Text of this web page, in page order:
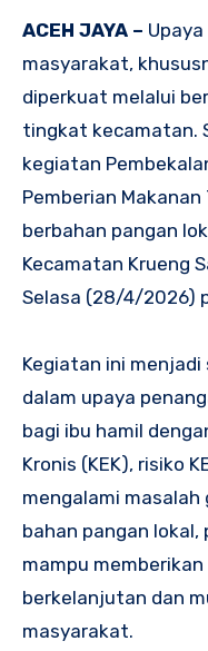
ACEH JAYA –
masyarakat,
diperkuat melalui
tingkat kecamatan.
kegiatan
Pemberian Makanan
berbahan pangan
Kecamatan Krueng
Selasa (28/4/2026)
Kegiatan ini
dalam upaya
bagi ibu hamil
Kronis (KEK), risiko
mengalami
bahan pangan lokal,
mampu
berkelanjutan dan
masyarakat.